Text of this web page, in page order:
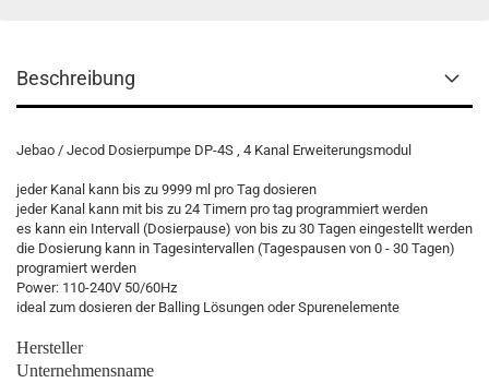
Beschreibung
Jebao / Jecod Dosierpumpe DP-4S , 4 Kanal Erweiterungsmodul
jeder Kanal kann bis zu 9999 ml pro Tag dosieren
jeder Kanal kann mit bis zu 24 Timern pro tag programmiert werden
es kann ein Intervall (Dosierpause) von bis zu 30 Tagen eingestellt werden
die Dosierung kann in Tagesintervallen (Tagespausen von 0 - 30 Tagen)
programiert werden
Power: 110-240V 50/60Hz
ideal zum dosieren der Balling Lösungen oder Spurenelemente
Hersteller
Unternehmensname